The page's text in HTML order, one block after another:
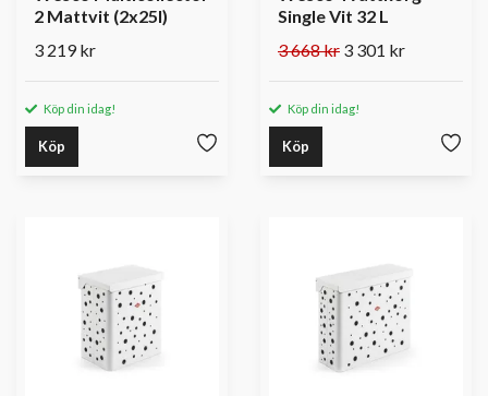
2 Mattvit (2x25l)
3 219 kr
Köp din idag!
Köp
Single Vit 32 L
3 668 kr 3 301 kr
Köp din idag!
Köp